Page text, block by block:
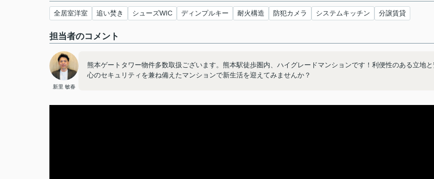
全居室洋室 追い焚き シューズWIC ディンプルキー 耐火構造 防犯カメラ システムキッチン 分譲賃貸
担当者のコメント
新里 敏春
熊本ゲートタワー物件多数取扱ございます。熊本駅徒歩圏内、ハイグレードマンションです！利便性のある立地
心のセキュリティを兼ね備えたマンションで新生活を迎えてみませんか？